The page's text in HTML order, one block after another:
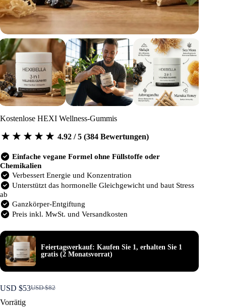
Kostenlose HEXI Wellness-Gummis
4.92 / 5 (384 Bewertungen)
Einfache vegane Formel ohne Füllstoffe oder
Chemikalien
Verbessert Energie und Konzentration
Unterstützt das hormonelle Gleichgewicht und baut Stress
ab
Ganzkörper-Entgiftung
Preis inkl. MwSt. und Versandkosten
Feiertagsverkauf: Kaufen Sie 1, erhalten Sie 1
gratis (2 Monatsvorrat)
USD $82
Der
USD $53Der
Vorrätig